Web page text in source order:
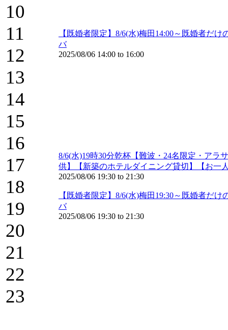
10
11
12
13
14
15
16
17
18
19
20
21
22
23
【既婚者限定】8/6(水)梅田14:00～既婚者だ
バ
2025/08/06 14:00 to 16:00
8/6(水)19時30分乾杯【難波・24名限定・ア
供】【新築のホテルダイニング貸切】【お一
2025/08/06 19:30 to 21:30
【既婚者限定】8/6(水)梅田19:30～既婚者だ
バ
2025/08/06 19:30 to 21:30